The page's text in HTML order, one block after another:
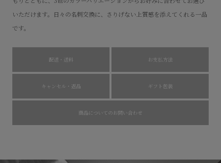
いただけます。日々の名刺交換に、さりげない上質感を添えてくれる一品
です。
配送・送料 お支払方法
キャンセル・返品 ギフト包装
商品についてのお問い合わせ